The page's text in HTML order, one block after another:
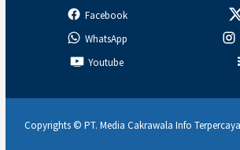
Facebook
WhatsApp
Youtube
Copyrights © PT. Media Cakrawala Info Terpercaya